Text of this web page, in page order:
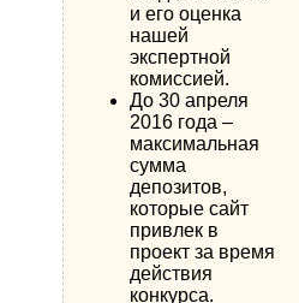
и его оценка
нашей
экспертной
комиссией.
До 30 апреля
2016 года –
максимальная
сумма
депозитов,
которые сайт
привлек в
проект за время
действия
конкурса.